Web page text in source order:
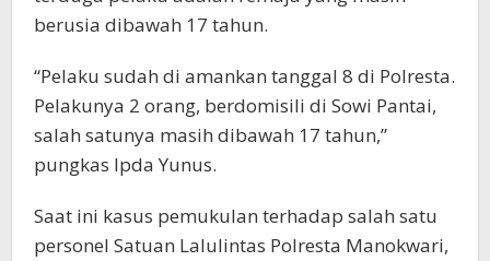
berusia dibawah 17 tahun.
“Pelaku sudah di amankan tanggal 8 di Polresta.
Pelakunya 2 orang, berdomisili di Sowi Pantai,
salah satunya masih dibawah 17 tahun,”
pungkas Ipda Yunus.
Saat ini kasus pemukulan terhadap salah satu
personel Satuan Lalulintas Polresta Manokwari,